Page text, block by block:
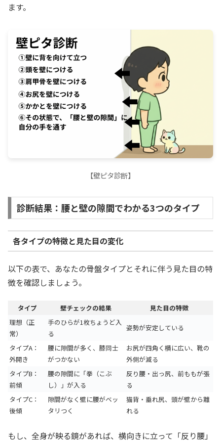
ます。
【壁ピタ診断】
診断結果：腰と壁の隙間でわかる3つのタイプ
各タイプの特徴と見た目の変化
以下の表で、あなたの骨盤タイプとそれに伴う見た目の特
徴を確認しましょう。
タイプ 壁チェックの結果
見た目の特徴
理想（正
常）
手のひらが1枚ちょうど入
る
姿勢が安定している
タイプA：
外開き
腰に隙間が多く、膝同士
がつかない
お尻が四角く横に広い、靴の
外側が減る
タイプB：
前傾
腰の隙間に「拳（こぶ
し）」が入る
反り腰・出っ尻、前ももが張
る
タイプC：
後傾
隙間がなく壁に腰がベッ
タリつく
猫背・垂れ尻、頭が壁から離
れる
もし、全身が映る鏡があれば、横向きに立って「反り腰」